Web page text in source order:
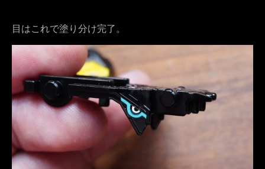
目はこれで塗り分け完了。